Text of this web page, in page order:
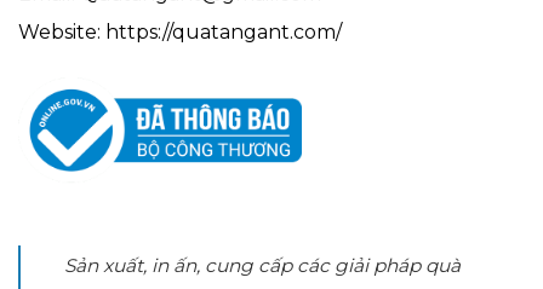
Website: https://quatangant.com/
Sản xuất, in ấn, cung cấp các giải pháp quà